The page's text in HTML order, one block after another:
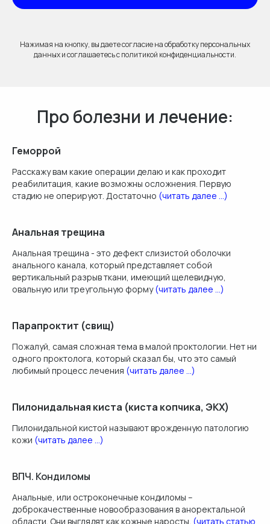
Нажимая на кнопку, вы даете согласие на обработку персональных
данных и соглашаетесь c политикой конфиденциальности.
Про болезни и лечение:
Геморрой
Расскажу вам какие операции делаю и как проходит
реабилитация, какие возможны осложнения. Первую
стадию не оперируют. Достаточно (читать далее ...)
Анальная трещина
Анальная трещина - это дефект слизистой оболочки
анального канала, который представляет собой
вертикальный разрыв ткани, имеющий щелевидную,
овальную или треугольную форму(читать далее ...)
Парапроктит (свищ)
Пожалуй, самая сложная тема в малой проктологии. Нет ни
одного проктолога, который сказал бы, что это самый
любимый процесс лечения (читать далее ...)
Пилонидальная киста (киста копчика, ЭКХ)
Пилонидальной кистой называют врожденную патологию
кожи (читать далее ...)
ВПЧ. Кондиломы
Анальные, или остроконечные кондиломы –
доброкачественные новообразования в аноректальной
области. Они выглядят как кожные наросты. (читать статью